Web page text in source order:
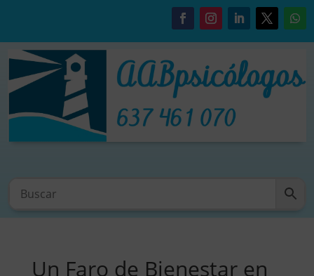
Un Faro de Bienestar en